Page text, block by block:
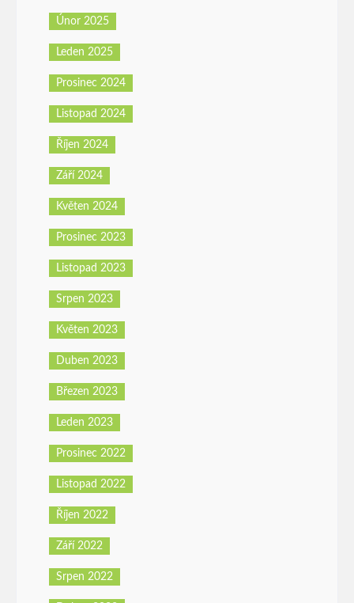
Únor 2025
Leden 2025
Prosinec 2024
Listopad 2024
Říjen 2024
Září 2024
Květen 2024
Prosinec 2023
Listopad 2023
Srpen 2023
Květen 2023
Duben 2023
Březen 2023
Leden 2023
Prosinec 2022
Listopad 2022
Říjen 2022
Září 2022
Srpen 2022